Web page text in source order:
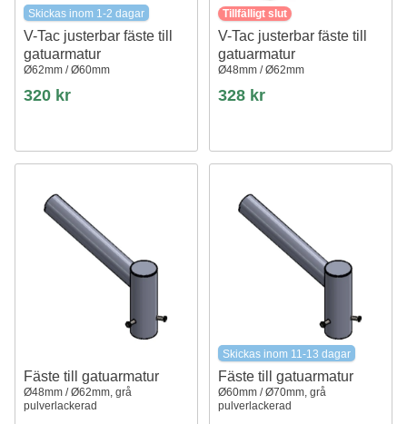
Skickas inom 1-2 dagar
V-Tac justerbar fäste till
gatuarmatur
Ø62mm / Ø60mm
320 kr
Tillfälligt slut
V-Tac justerbar fäste till
gatuarmatur
Ø48mm / Ø62mm
328 kr
Fäste till gatuarmatur
Ø48mm / Ø62mm, grå
pulverlackerad
Skickas inom 11-13 dagar
Fäste till gatuarmatur
Ø60mm / Ø70mm, grå
pulverlackerad